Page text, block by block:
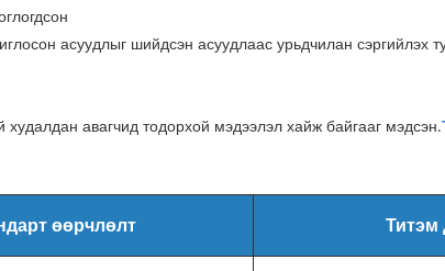
асуудлыг шийдсэн асуудлаас урьдчилан сэргийлэх
авагчид тодорхой мэдээлэл хайж байгааг мэдсэн.
өөрчлөлт Титэм